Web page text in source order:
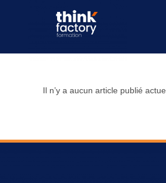
Il n’y a aucun article publié